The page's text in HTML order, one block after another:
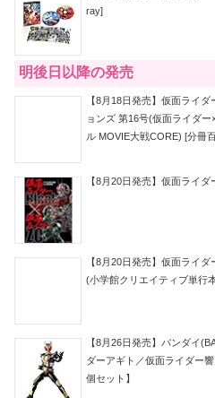
ray]
明後日以降の発売
【8月18日発売】仮面ライ
ョンズ 第16号(仮面ライダ
ル MOVIE大戦CORE) [分冊
【8月20日発売】仮面ライ
【8月20日発売】仮面ライ
(小学館クリエイティブ単行
【8月26日発売】バンダイ
ダーアギト／仮面ライダー
個セット】